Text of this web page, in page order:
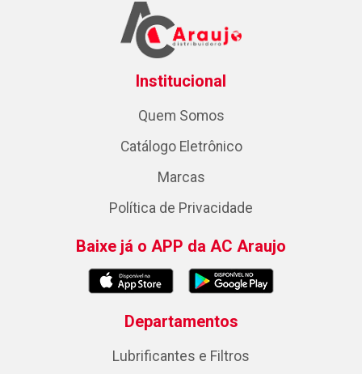
Institucional
Quem Somos
Catálogo Eletrônico
Marcas
Política de Privacidade
Baixe já o APP da AC Araujo
Departamentos
Lubrificantes e Filtros